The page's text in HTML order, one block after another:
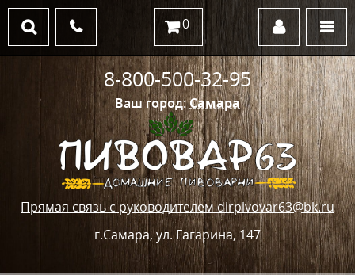
Ваш город:Самара
Прямая связь с руководителем dirpivovar63@bk.ru
г.Самара, ул. Гагарина, 147
8-800-500-32-95
0